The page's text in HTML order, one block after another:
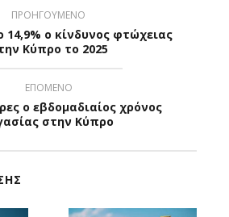
ΠΡΟΗΓΟΥΜΕΝΟ
14,9% ο κίνδυνος φτώχειας
Κύπρο το 2025
ΕΠΟΜΕΝΟ
ο εβδομαδιαίος χρόνος
στην Κύπρο